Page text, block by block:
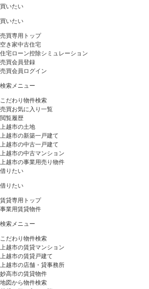
買いたい
買いたい
売買専用トップ
空き家中古住宅
住宅ローン控除シミュレーション
売買会員登録
売買会員ログイン
検索メニュー
こだわり物件検索
売買お気に入り一覧
閲覧履歴
上越市の土地
上越市の新築一戸建て
上越市の中古一戸建て
上越市の中古マンション
上越市の事業用売り物件
借りたい
借りたい
賃貸専用トップ
事業用賃貸物件
検索メニュー
こだわり物件検索
上越市の賃貸マンション
上越市の賃貸戸建て
上越市の店舗・貸事務所
妙高市の賃貸物件
地図から物件検索